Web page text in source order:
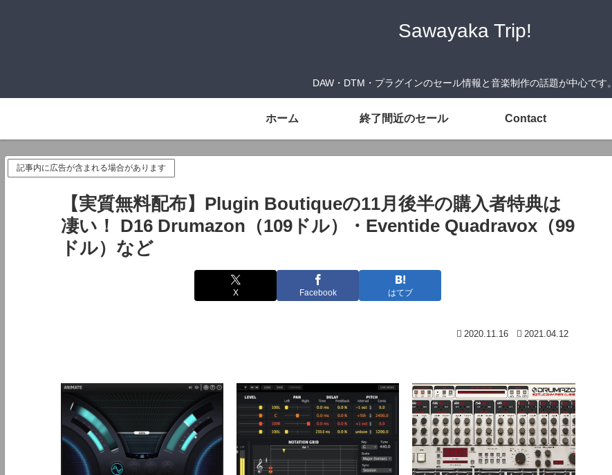
Sawayaka Trip!
DAW・DTM・プラグインのセール情報と音楽制作の話題が中心です。
ホーム 終了間近のセール Contact
記事内に広告が含まれる場合があります
【実質無料配布】Plugin Boutiqueの11月後半の購入者特典は
凄い！ D16 Drumazon（109ドル）・Eventide Quadravox（99
ドル）など
X Facebook はてブ
2020.11.16 2021.04.12